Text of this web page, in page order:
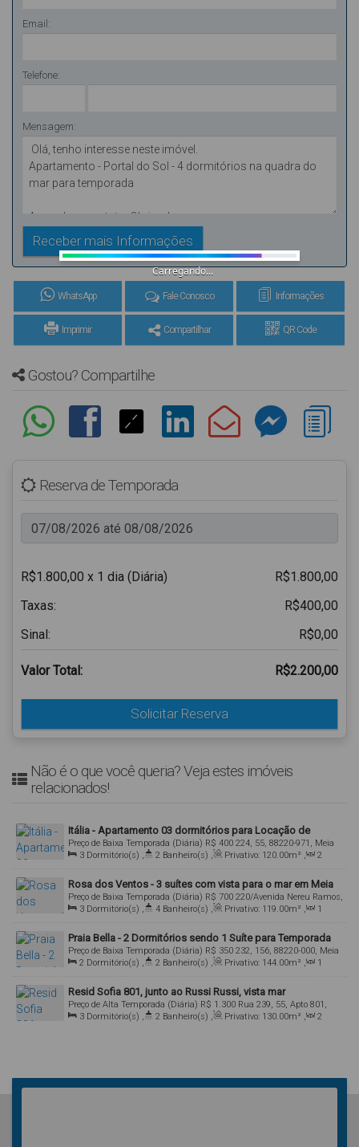
Email:
Telefone:
Mensagem:
WhatsApp Fale Conosco Informações
Imprimir Compartilhar QR Code
Gostou? Compartilhe
Reserva de Temporada
R$1.800,00 x 1 dia (Diária)
R$1.800,00
Taxas:
R$400,00
Sinal:
R$0,00
Valor Total: R$2.200,00
Solicitar Reserva
Não é o que você queria? Veja estes imóveis
relacionados!
Itália - Apartamento 03 dormitórios para Locação de
Temporada em Meia Praia Itapema SC
R$ 400
Preço de Baixa Temporada (Diária)
224, 55, 88220-971, Meia
Praia, Itapema, Santa Catarina, Brasil
3 Dormitório(s) , 2 Banheiro(s) , Privativo: 120.00m² ,
2
Rosa dos Ventos - 3 suítes com vista para o mar em Meia
Praia Itapema SC para alugar na temporada
R$ 700
Preço de Baixa Temporada (Diária)
220/Avenida Nereu Ramos,
3360, 88220-000, Meia Praia, Itapema, Santa Catarina, Brasil
3 Dormitório(s) , 4 Banheiro(s) , Privativo: 119.00m² ,
1
Praia Bella - 2 Dormitórios sendo 1 Suíte para Temporada
na Meia Praia
R$ 350
Preço de Baixa Temporada (Diária)
232, 156, 88220-000, Meia
Praia, Itapema, Santa Catarina, Brasil
2 Dormitório(s) , 2 Banheiro(s) , Privativo: 144.00m² ,
1
Resid Sofia 801, junto ao Russi Russi, vista mar
R$ 1.300
Preço de Alta Temporada (Diária)
Rua 239, 55, Apto 801,
88220-000, Meia Praia, Itapema, Santa Catarina, Brasil
3 Dormitório(s) , 2 Banheiro(s) , Privativo: 130.00m² ,
2
Carregando...